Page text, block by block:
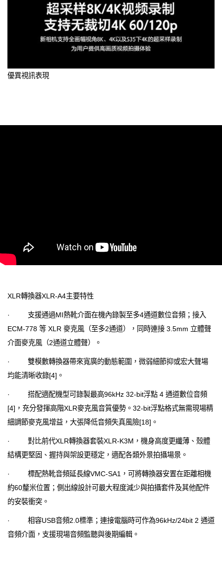
優異視訊表現
XLR轉換器XLR-A4主要特性
· 支援通過MI熱靴介面在機內錄製至多4通道數位音頻；接入
ECM-778 等 XLR 麥克風（至多2通道），同時連接 3.5mm 立體聲
介面麥克風（2通道立體聲）。
· 雙模數轉換器帶來寬廣的動態範圍，微弱細節抑或宏大聲場
均能清晰收錄[4]。
· 搭配適配機型可錄製最高96kHz 32-bit浮點 4 通道數位音頻
[4]，充分發揮高階XLR麥克風音質優勢。32-bit浮點格式無需現場精
細調節麥克風增益，大張降低音頻失真風險[18]。
· 對比前代XLR轉換器套裝XLR-K3M，機身高度更纖薄、殼體
結構更堅固、握持與架設更穩定，適配各類外景拍攝場景。
· 標配熱靴音頻延長線VMC-SA1，可將轉換器安置在距離相機
約60釐米位置；側出線設計可最大程度減少與拍攝套件及其他配件
的安裝衝突。
· 相容USB音頻2.0標準；連接電腦時可作為96kHz/24bit 2 通道
音頻介面，支援現場音頻監聽與後期編輯。